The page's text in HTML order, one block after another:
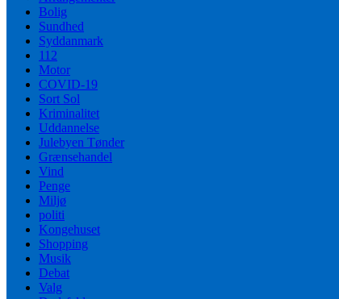
Bolig
Sundhed
Syddanmark
112
Motor
COVID-19
Sort Sol
Kriminalitet
Uddannelse
Julebyen Tønder
Grænsehandel
Vind
Penge
Miljø
politi
Kongehuset
Shopping
Musik
Debat
Valg